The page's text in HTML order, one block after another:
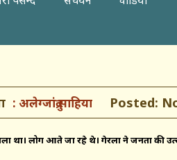
अलेग्जांद्रु साहिया Posted:
था। लोग आते जा रहे थे। गेरला ने जनता की